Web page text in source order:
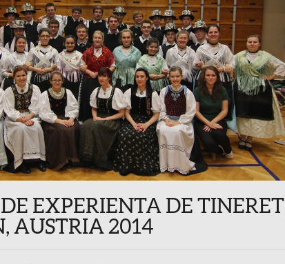
EXPERIENTA DE TINERET
AUSTRIA 2014